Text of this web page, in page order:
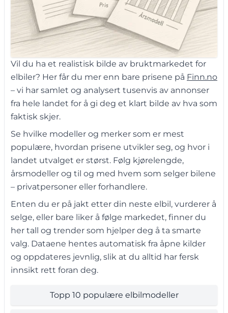
Vil du ha et realistisk bilde av bruktmarkedet for
elbiler? Her får du mer enn bare prisene på Finn.no
– vi har samlet og analysert tusenvis av annonser
fra hele landet for å gi deg et klart bilde av hva som
faktisk skjer.
Se hvilke modeller og merker som er mest
populære, hvordan prisene utvikler seg, og hvor i
landet utvalget er størst. Følg kjørelengde,
årsmodeller og til og med hvem som selger bilene
– privatpersoner eller forhandlere.
Enten du er på jakt etter din neste elbil, vurderer å
selge, eller bare liker å følge markedet, finner du
her tall og trender som hjelper deg å ta smarte
valg. Dataene hentes automatisk fra åpne kilder
og oppdateres jevnlig, slik at du alltid har fersk
innsikt rett foran deg.
Topp 10 populære elbilmodeller